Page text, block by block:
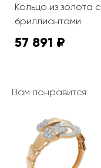
Кольцо из золота с
бриллиантами
57 891 ₽
Вам понравится: